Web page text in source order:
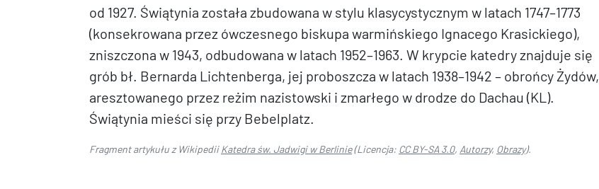
od 1927. Świątynia została zbudowana w stylu klasycystycznym w latach 1747–1773
(konsekrowana przez ówczesnego biskupa warmińskiego Ignacego Krasickiego),
zniszczona w 1943, odbudowana w latach 1952–1963. W krypcie katedry znajduje się
grób bł. Bernarda Lichtenberga, jej proboszcza w latach 1938–1942 – obrońcy Żydów,
aresztowanego przez reżim nazistowski i zmarłego w drodze do Dachau (KL).
Świątynia mieści się przy Bebelplatz.
Fragment artykułu z WikipediiKatedra św. Jadwigi w Berlinie(Licencja: CC BY-SA 3.0, Autorzy, Obrazy).